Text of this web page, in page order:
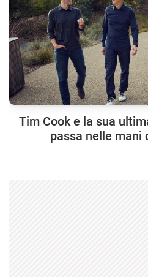
Tim Cook e la sua
passa nelle mani